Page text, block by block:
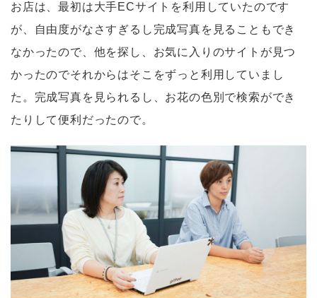
お店は、最初は大手ECサイトを利用していたのです
が、自由度がなさすぎるし完成写真を見ることもでき
なかったので、他を探し、お気に入りのサイトが見つ
かったのでそれからはそこをずっと利用していまし
た。完成写真を見られるし、お花の色別で検索ができ
たりして便利だったので。